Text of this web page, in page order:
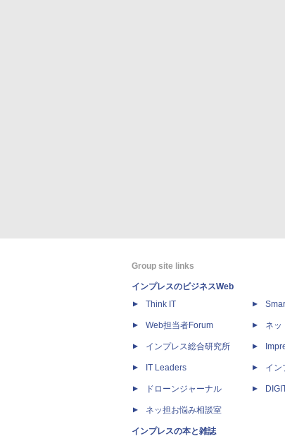
Group site links
インプレスのビジネスWeb
Think IT
Web担当者Forum
インプレス総合研究所
IT Leaders
ドローンジャーナル
ネッ担お悩み相談室
インプレスの本と雑誌
ネッ
イン